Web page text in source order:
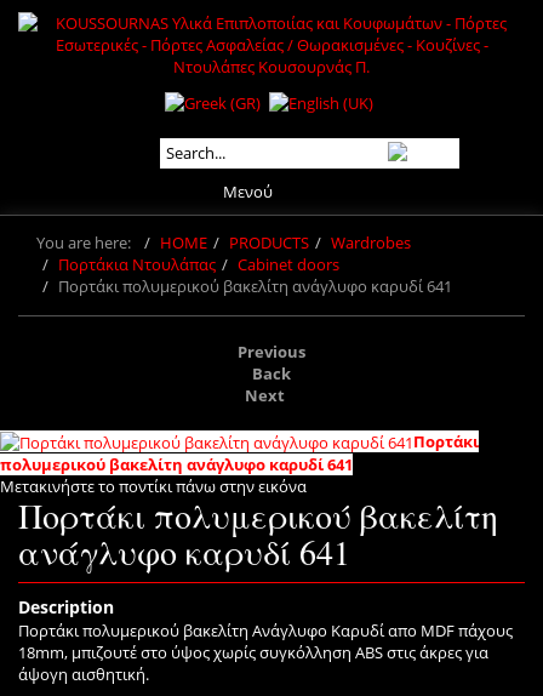
Μενού
You are here: HOME PRODUCTS
Wardrobes
Πορτάκια Ντουλάπας
Cabinet doors
Πορτάκι πολυμερικού βακελίτη ανάγλυφο καρυδί 641
Previous
Back
Next
Πορτάκι
πολυμερικού βακελίτη ανάγλυφο καρυδί 641
Μετακινήστε το ποντίκι πάνω στην εικόνα
Πορτάκι πολυμερικού βακελίτη
ανάγλυφο καρυδί 641
Description
Πορτάκι πολυμερικού βακελίτη Ανάγλυφο Καρυδί απο MDF πάχους
18mm, μπιζουτέ στο ύψος χωρίς συγκόλληση ABS στις άκρες για
άψογη αισθητική.